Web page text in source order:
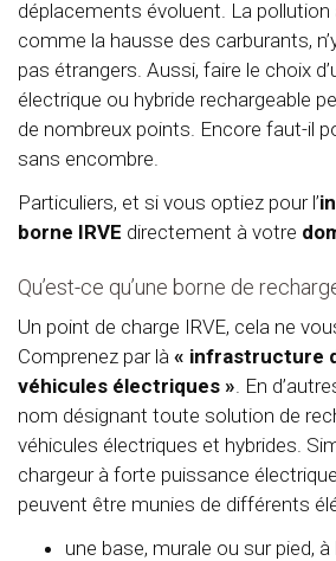
déplacements évoluent. La
comme la hausse des carburants,
pas étrangers. Aussi, faire le choix
électrique ou hybride rechargeable
de nombreux points. Encore faut-il
sans encombre.
Particuliers, et si vous optiez pour l’
borne IRVE directement à votre
Qu’est-ce qu’une borne de
Un point de charge IRVE, cela ne
Comprenez par là « infrastructure
véhicules électriques » . En
nom désignant toute solution de
véhicules électriques et hybrides.
chargeur à forte puissance
peuvent être munies de différents
une base, murale ou sur pied,